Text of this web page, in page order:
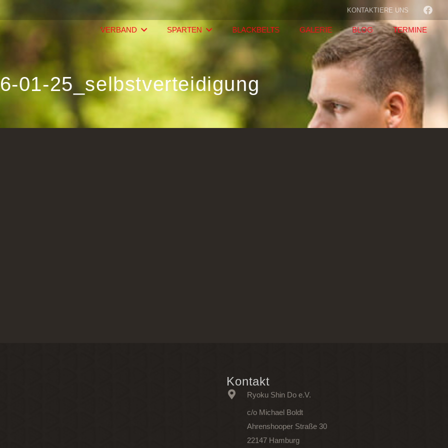
KONTAKTIERE UNS
VERBAND SPARTEN BLACKBELTS GALERIE BLOG TERMINE
01-25_selbstverteidigung
Kontakt
Ryoku Shin Do e.V.
c/o Michael Boldt
Ahrenshooper Straße 30
22147 Hamburg